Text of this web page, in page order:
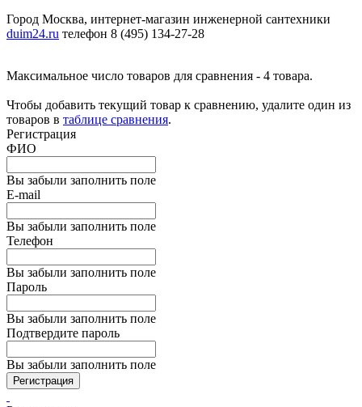
Город Москва, интернет-магазин инженерной сантехники
duim24.ru телефон 8 (495) 134-27-28
Максимальное число товаров для сравнения - 4 товара.
Чтобы добавить текущий товар к сравнению, удалите один из
товаров в таблице сравнения.
Регистрация
ФИО
Вы забыли заполнить поле
E-mail
Вы забыли заполнить поле
Телефон
Вы забыли заполнить поле
Пароль
Вы забыли заполнить поле
Подтвердите пароль
Вы забыли заполнить поле
Регистрация